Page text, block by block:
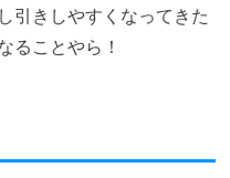
引きしやすくなってきた
ることやら！